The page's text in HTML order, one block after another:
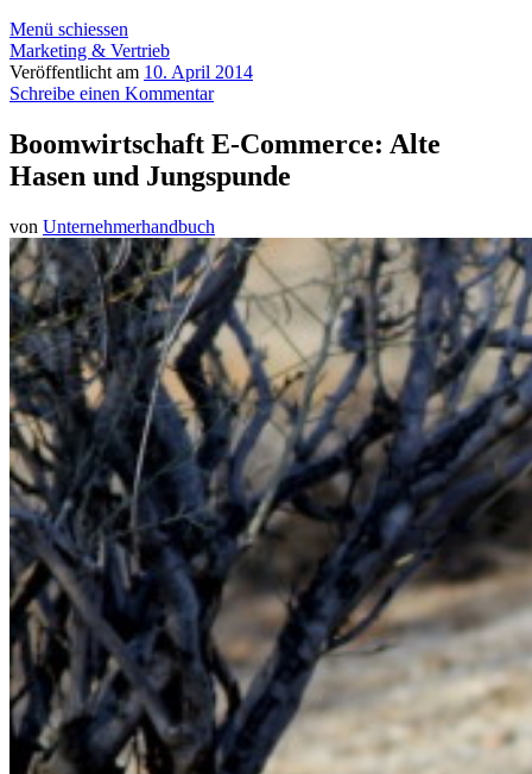
Menü schiessen
Marketing & Vertrieb
Veröffentlicht am 10. April 2014
Schreibe einen Kommentar
Boomwirtschaft E-Commerce: Alte
Hasen und Jungspunde
von Unternehmerhandbuch